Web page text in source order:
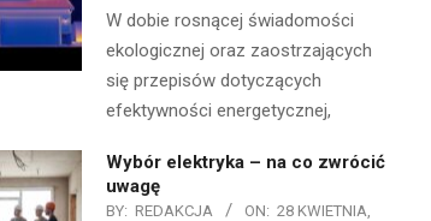
W dobie rosnącej świadomości
ekologicznej oraz zaostrzających
się przepisów dotyczących
efektywności energetycznej,
Wybór elektryka – na co zwrócić
uwagę
BY: REDAKCJA ON: 28 KWIETNIA,